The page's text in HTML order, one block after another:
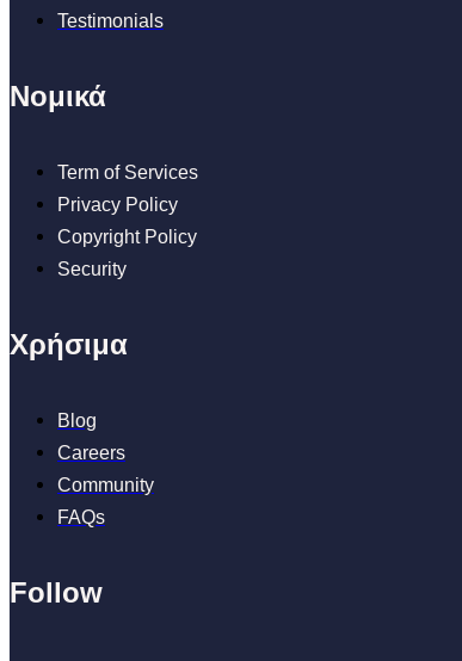
Testimonials
Νομικά
Term of Services
Privacy Policy
Copyright Policy
Security
Χρήσιμα
Blog
Careers
Community
FAQs
Follow